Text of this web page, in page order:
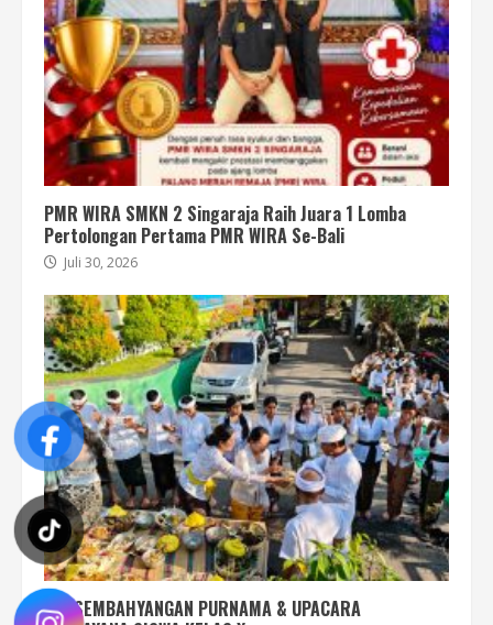
PMR WIRA SMKN 2 Singaraja Raih Juara 1 Lomba
Pertolongan Pertama PMR WIRA Se-Bali
Juli 30, 2026
PERSEMBAHYANGAN PURNAMA & UPACARA